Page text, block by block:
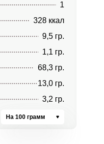
1
328 ккал
9,5 гр.
1,1 гр.
68,3 гр.
13,0 гр.
3,2 гр.
На 100 грамм